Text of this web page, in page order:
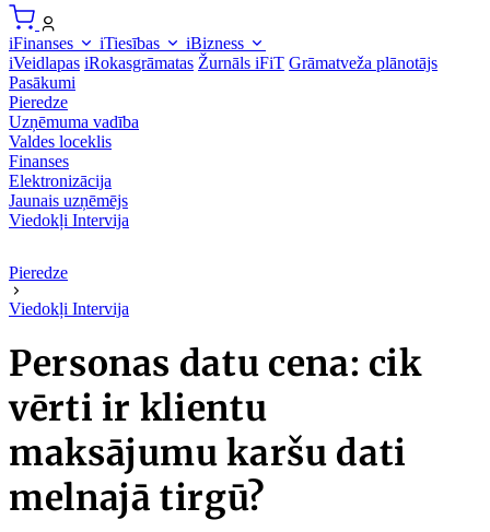
iFinanses iTiesības
iBizness
iVeidlapas iRokasgrāmatas Žurnāls iFiT Grāmatveža plānotājs
Pasākumi
Pieredze
Uzņēmuma vadība
Valdes loceklis
Finanses
Elektronizācija
Jaunais uzņēmējs
Viedokļi Intervija
Pieredze
Viedokļi Intervija
Personas datu cena: cik
vērti ir klientu
maksājumu karšu dati
melnajā tirgū?